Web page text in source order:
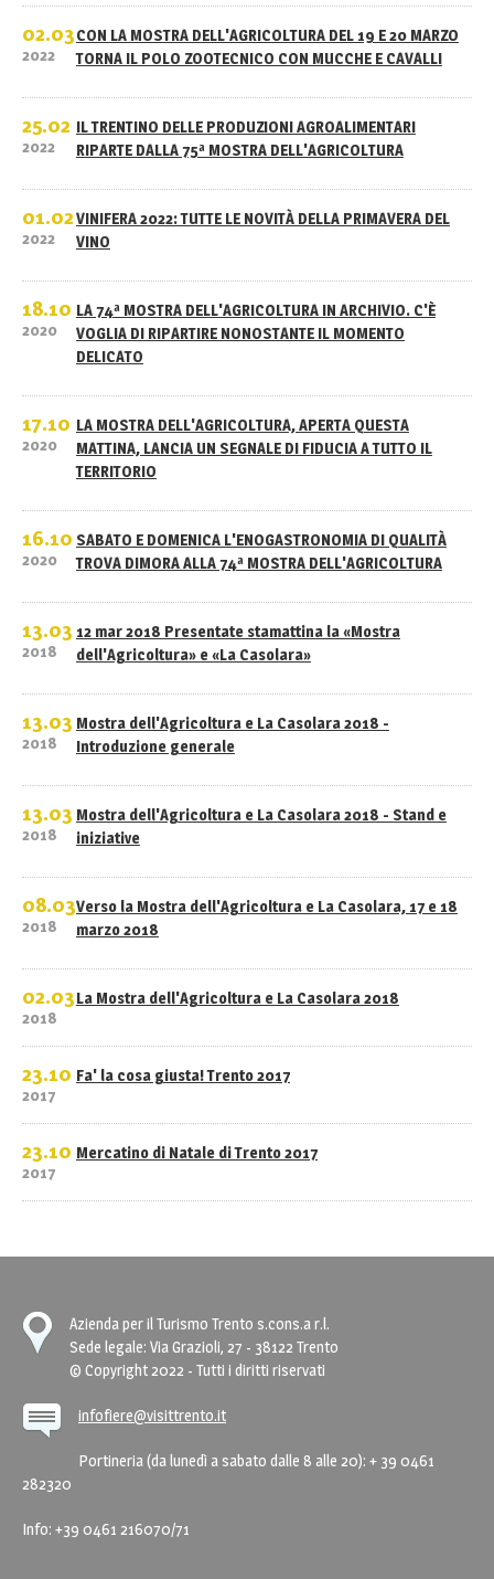
02.03
2022
CON LA MOSTRA DELL'AGRICOLTURA DEL 19 E 20 MARZO
TORNA IL POLO ZOOTECNICO CON MUCCHE E CAVALLI
25.02
2022
IL TRENTINO DELLE PRODUZIONI AGROALIMENTARI
RIPARTE DALLA 75ª MOSTRA DELL'AGRICOLTURA
01.02
2022
VINIFERA 2022: TUTTE LE NOVITÀ DELLA PRIMAVERA DEL
VINO
18.10
2020
LA 74ª MOSTRA DELL'AGRICOLTURA IN ARCHIVIO. C'È
VOGLIA DI RIPARTIRE NONOSTANTE IL MOMENTO
DELICATO
17.10
2020
LA MOSTRA DELL'AGRICOLTURA, APERTA QUESTA
MATTINA, LANCIA UN SEGNALE DI FIDUCIA A TUTTO IL
TERRITORIO
16.10
2020
SABATO E DOMENICA L'ENOGASTRONOMIA DI QUALITÀ
TROVA DIMORA ALLA 74ª MOSTRA DELL'AGRICOLTURA
13.03
2018
12 mar 2018 Presentate stamattina la «Mostra
dell'Agricoltura» e «La Casolara»
13.03
2018
Mostra dell'Agricoltura e La Casolara 2018 -
Introduzione generale
13.03
2018
Mostra dell'Agricoltura e La Casolara 2018 - Stand e
iniziative
08.03
2018
Verso la Mostra dell'Agricoltura e La Casolara, 17 e 18
marzo 2018
02.03
2018
La Mostra dell'Agricoltura e La Casolara 2018
23.10
2017
Fa' la cosa giusta! Trento 2017
23.10
2017
Mercatino di Natale di Trento 2017
Azienda per il Turismo Trento s.cons.a r.l.
Sede legale: Via Grazioli, 27 - 38122 Trento
© Copyright 2022 - Tutti i diritti riservati
infofiere@visittrento.it
Portineria (da lunedì a sabato dalle 8 alle 20): + 39 0461
282320
Info: +39 0461 216070/71